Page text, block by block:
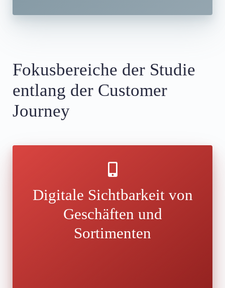
Fokusbereiche der Studie
entlang der Customer
Journey
Digitale Sichtbarkeit von
Geschäften und
Sortimenten